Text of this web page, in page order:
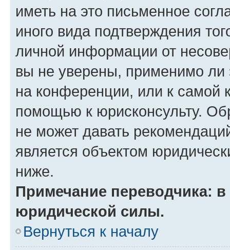
иметь на это письменное
иного вида подтверждения
личной информации от
вы не уверены, применимо ли
на конференции, или к самой
помощью к юрисконсульту.
не может давать
является объектом
ниже.
Примечание переводчика:
юридической силы.
Вернуться к началу